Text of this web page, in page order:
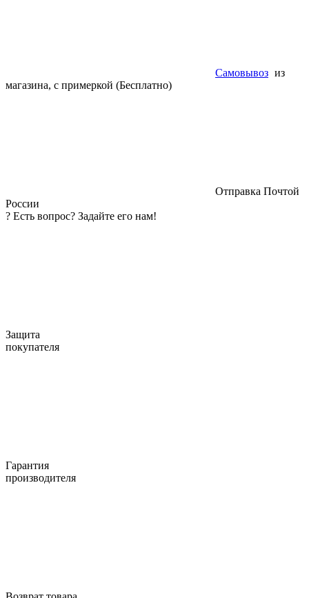
Самовывоз из
магазина, с примеркой (Бесплатно)
Отправка Почтой
России
? Есть вопрос? Задайте его нам!
Защита
покупателя
Гарантия
производителя